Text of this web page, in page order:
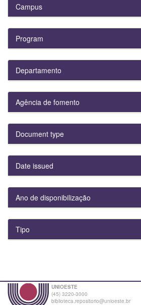
Campus
Program
Departamento
Agência de fomento
Document type
Date issued
Ano de disponibilização
Tipo
UNIOESTE
(45) 3220-3000
biblioteca.repositorio@unioeste.br